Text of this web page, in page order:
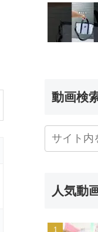
動画検
人気動